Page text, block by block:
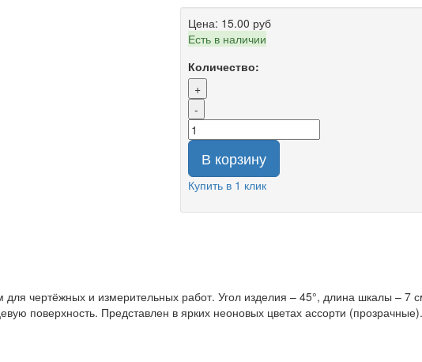
Цена: 15.00 руб
Есть в наличии
Количество:
+
-
В корзину
Купить в 1 клик
чертёжных и измерительных работ. Угол изделия – 45°, длина шкалы – 7
поверхность. Представлен в ярких неоновых цветах ассорти (прозрачные).